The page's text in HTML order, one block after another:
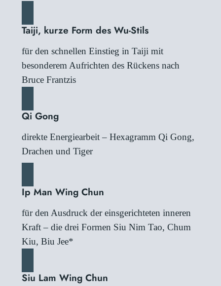
Taiji, kurze Form des Wu-Stils
für den schnellen Einstieg in Taiji mit
besonderem Aufrichten des Rückens nach
Bruce Frantzis
Qi Gong
direkte Energiearbeit – Hexagramm Qi Gong,
Drachen und Tiger
Ip Man Wing Chun
für den Ausdruck der einsgerichteten inneren
Kraft – die drei Formen Siu Nim Tao, Chum
Kiu, Biu Jee*
Siu Lam Wing Chun